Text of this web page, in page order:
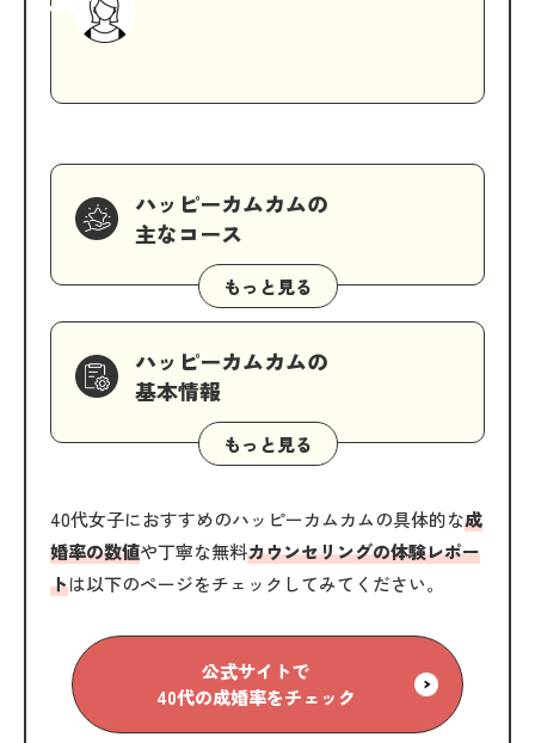
ハッピーカムカムの
主なコース
ハッピーカムカムの
基本情報
40代女子におすすめのハッピーカムカムの具体的な成
婚率の数値や丁寧な無料カウンセリングの体験レポー
トは以下のページをチェックしてみてください。
公式サイトで
40代の成婚率をチェック